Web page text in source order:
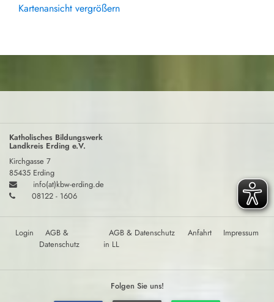
Kartenansicht vergrößern
Katholisches Bildungswerk
Landkreis Erding e.V.
Kirchgasse 7
85435 Erding
info(at)kbw-erding.de
08122 - 1606
Login
AGB &
Datenschutz
AGB & Datenschutz
in LL
Anfahrt Impressum
Folgen Sie uns!